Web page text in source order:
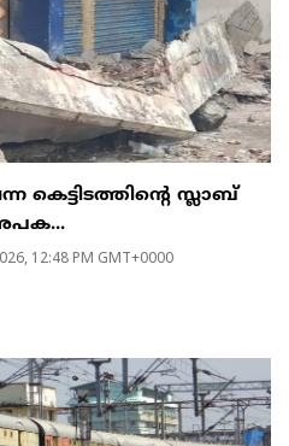
കെട്ടിടത്തിന്റെ സ്ലാബ്
12:48 PM GMT+0000